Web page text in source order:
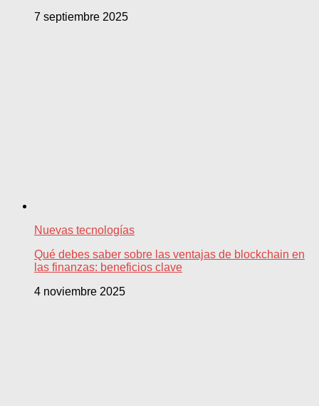
7 septiembre 2025
Nuevas tecnologías
Qué debes saber sobre las ventajas de blockchain en
las finanzas: beneficios clave
4 noviembre 2025